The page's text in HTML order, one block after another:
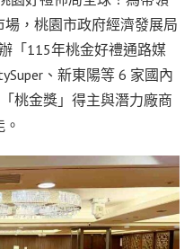
，桃園市政府經濟發展局
「115年桃金好禮通路媒
、新東陽等 6 家國內
桃金獎」得主與潛力廠商